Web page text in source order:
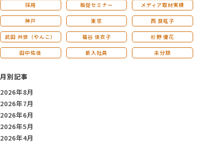
採用 販促セミナー メディア取材実績
神戸 東京 西 良旺子
武田 共世（やんこ） 福谷 佳衣子 杉野 優花
田中佑佳 新入社員 未分類
月別記事
2026年8月
2026年7月
2026年6月
2026年5月
2026年4月